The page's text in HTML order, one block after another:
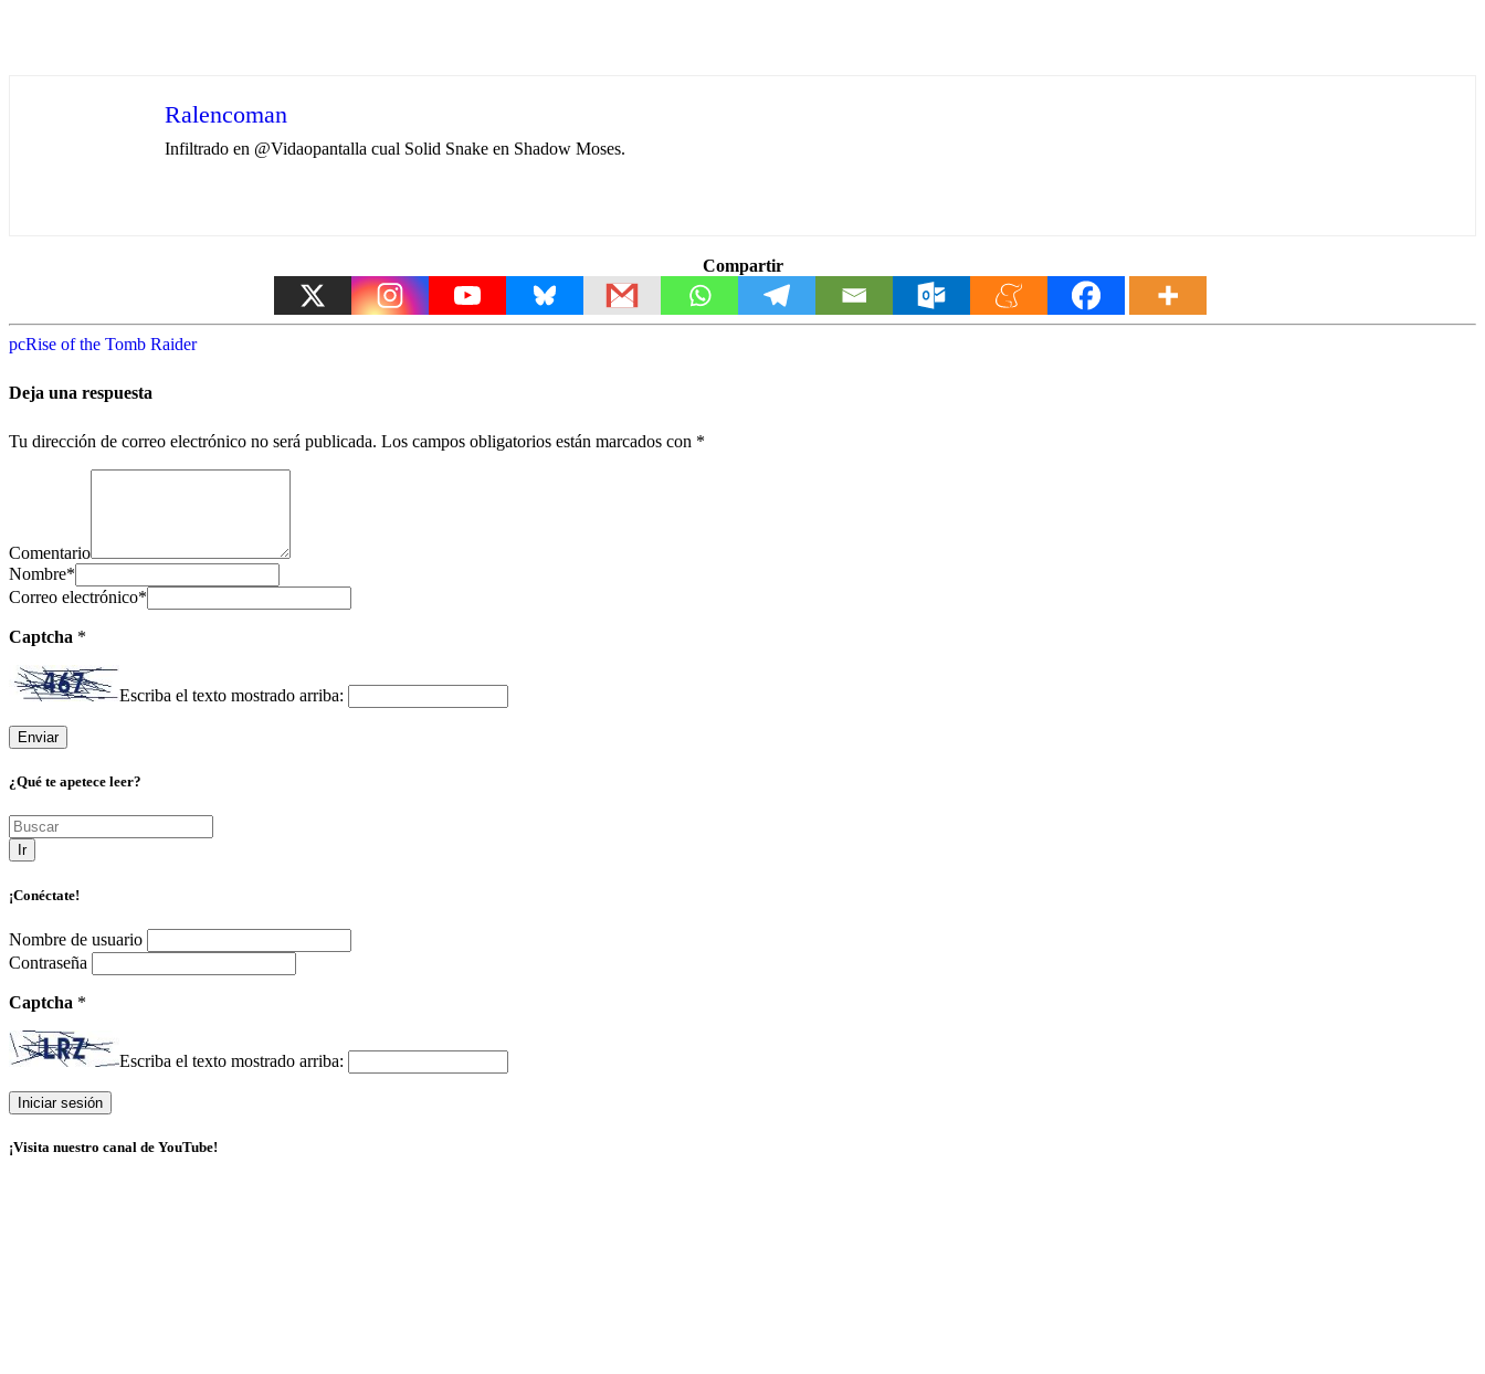
Ralencoman
Infiltrado en @Vidaopantalla cual Solid Snake en Shadow Moses.
Compartir
pcRise of the Tomb Raider
Deja una respuesta
Tu dirección de correo electrónico no será publicada. Los campos obligatorios están marcados con *
Comentario
Nombre*
Correo electrónico*
Captcha *
Escriba el texto mostrado arriba:
¿Qué te apetece leer?
Ir
¡Conéctate!
Nombre de usuario
Contraseña
Captcha *
Escriba el texto mostrado arriba:
¡Visita nuestro canal de YouTube!